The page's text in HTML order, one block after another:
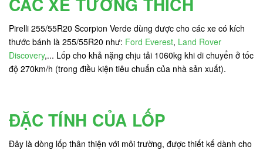
Pirelli 255/55R20 Scorpion Verde dùng được cho các xe có kích
thước bánh là 255/55R20 như: Ford Everest, Land Rover
Discovery,... Lốp cho khả nặng chịu tải 1060kg khi di chuyển ở tốc
độ 270km/h (trong điều kiện tiêu chuẩn của nhà sản xuất).
ĐẶC TÍNH CỦA LỐP
Đây là dòng lốp thân thiện với môi trường, được thiết kế dành cho